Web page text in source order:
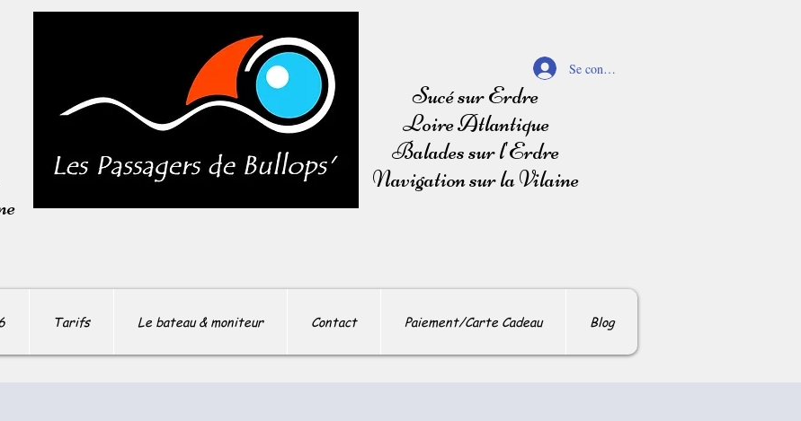
Se connecter
Sucé sur Erdre
Loire Atlantique
Balades sur l'Erdre
Navigation sur la Vilaine
Tarifs Le bateau & moniteur Contact Paiement/Carte Cadeau Blog